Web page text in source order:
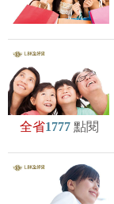
全省1777 點閱